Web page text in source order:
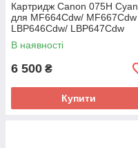
Картридж Canon 075H Cyan
для MF664Cdw/ MF667Cdw
LBP646Cdw/ LBP647Cdw
(6368C002AA)
В наявності
6 500 ₴
Купити